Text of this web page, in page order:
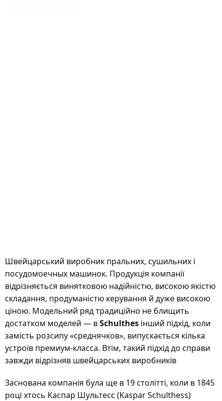
Швейцарський виробник пральних, сушильних і
посудомоечных машинок. Продукція компанії
відрізняється винятковою надійністю, високою якістю
складання, продуманістю керування й дуже високою
ціною. Модельний ряд традиційно не блищить
достатком моделей — вSchulthes інший підхід, коли
замість розсипу «среднячков», випускається кілька
устроїв премиум-класса. Втім, такий підхід до справи
завжди відрізняв швейцарських виробників
Заснована компанія була ще в 19 столітті, коли в 1845
році хтось Каспар Шультесс (Kaspar Schulthess)